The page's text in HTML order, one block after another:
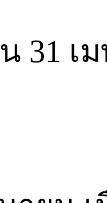
31 เ